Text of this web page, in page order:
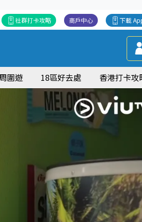
下載
商戶中心
社群打卡攻略
圍遊 18區好去處 香港打卡攻